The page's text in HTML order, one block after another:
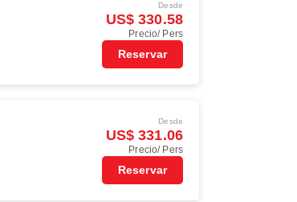
Desde
US$ 330.58
Precio/ Pers
Reservar
Desde
US$ 331.06
Precio/ Pers
Reservar